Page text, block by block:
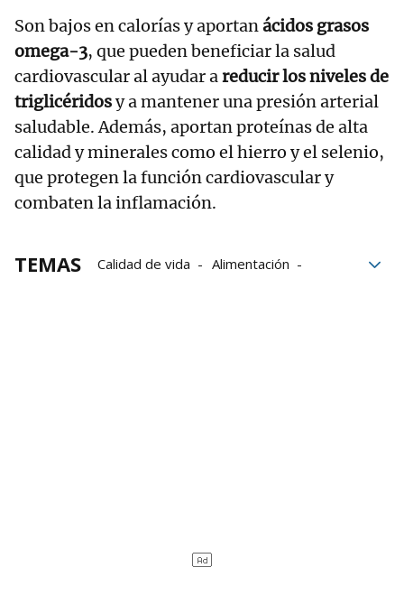
Son bajos en calorías y aportanácidos grasos
omega-3, que pueden beneficiar la salud
cardiovascular al ayudar areducir los niveles de
triglicéridosy a mantener una presión arterial
saludable. Además, aportan proteínas de alta
calidad y minerales como el hierro y el selenio,
que protegen la función cardiovascular y
combaten la inflamación.
TEMAS Calidad de vida
Alimentación